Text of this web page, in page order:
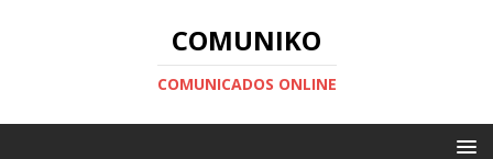
COMUNIKO
COMUNICADOS ONLINE